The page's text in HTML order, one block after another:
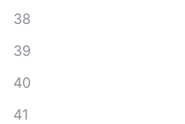
38
39
40
41